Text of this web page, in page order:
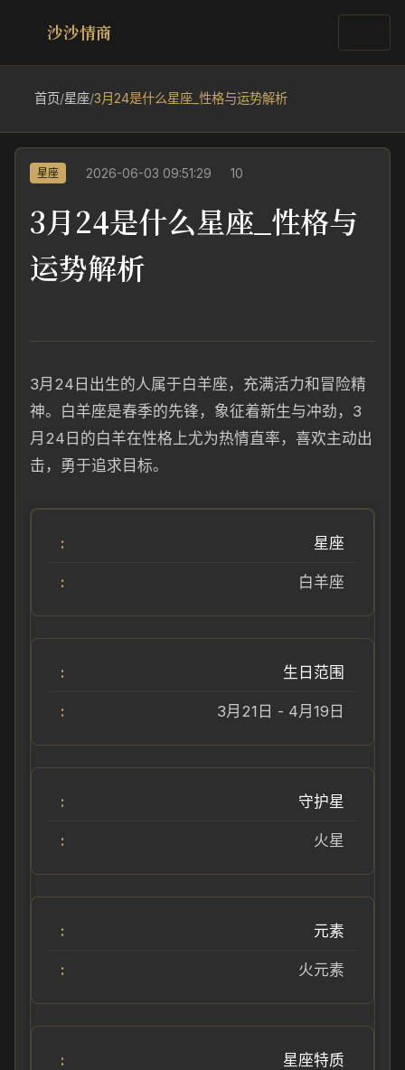
沙沙情商
首页/星座/3月24是什么星座_性格与运势解析
星座 2026-06-03 09:51:29 10
3月24是什么星座_性格与
运势解析
3月24日出生的人属于白羊座，充满活力和冒险精
神。白羊座是春季的先锋，象征着新生与冲劲，3
月24日的白羊在性格上尤为热情直率，喜欢主动出
击，勇于追求目标。
星座
白羊座
生日范围
3月21日 - 4月19日
守护星
火星
元素
火元素
星座特质